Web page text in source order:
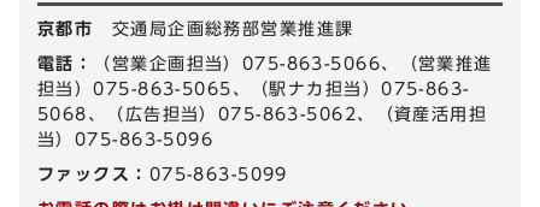
京都市 交通局企画総務部営業推進課
電話：
（営業企画担当）075-863-5066、（営業推進
担当）075-863-5065、（駅ナカ担当）075-863-
5068、（広告担当）075-863-5062、（資産活用担
当）075-863-5096
ファックス： 075-863-5099